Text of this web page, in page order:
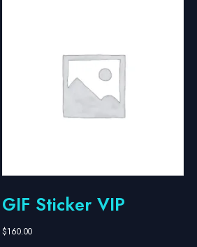
GIF Sticker VIP
$160.00